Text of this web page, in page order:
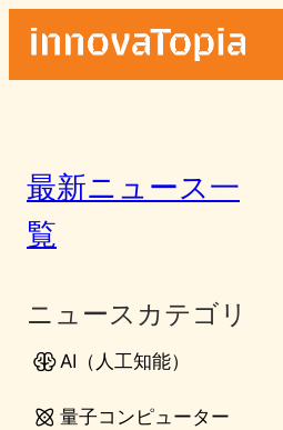
最新ニュース一
覧
ニュースカテゴリ
AI（人工知能）
量子コンピューター